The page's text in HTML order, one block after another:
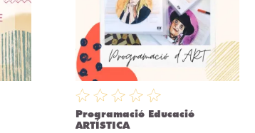
Programació Educació
ARTÍSTICA